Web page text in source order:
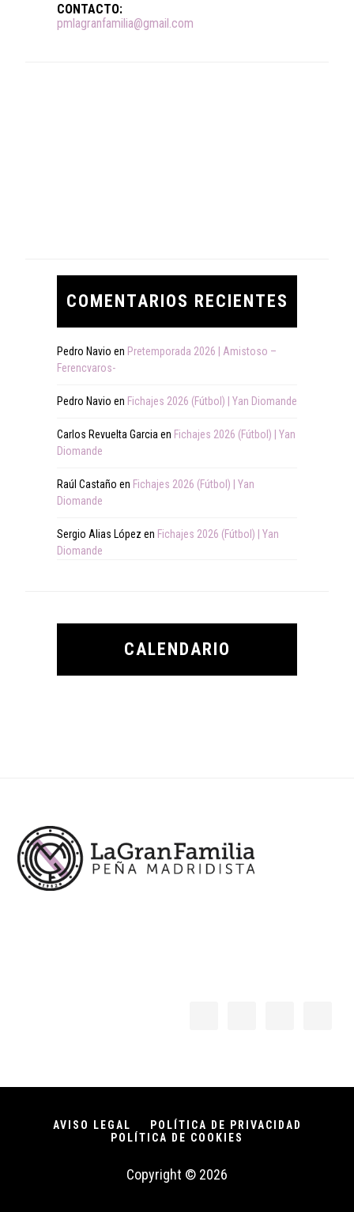
CONTACTO:
pmlagranfamilia@gmail.com
COMENTARIOS RECIENTES
Pedro Navio en Pretemporada 2026 | Amistoso –
Ferencvaros-
Pedro Navio en Fichajes 2026 (Fútbol) | Yan Diomande
Carlos Revuelta Garcia en Fichajes 2026 (Fútbol) | Yan
Diomande
Raúl Castaño en Fichajes 2026 (Fútbol) | Yan
Diomande
Sergio Alias López en Fichajes 2026 (Fútbol) | Yan
Diomande
CALENDARIO
AVISO LEGAL
POLÍTICA DE PRIVACIDAD
POLÍTICA DE COOKIES
Copyright © 2026